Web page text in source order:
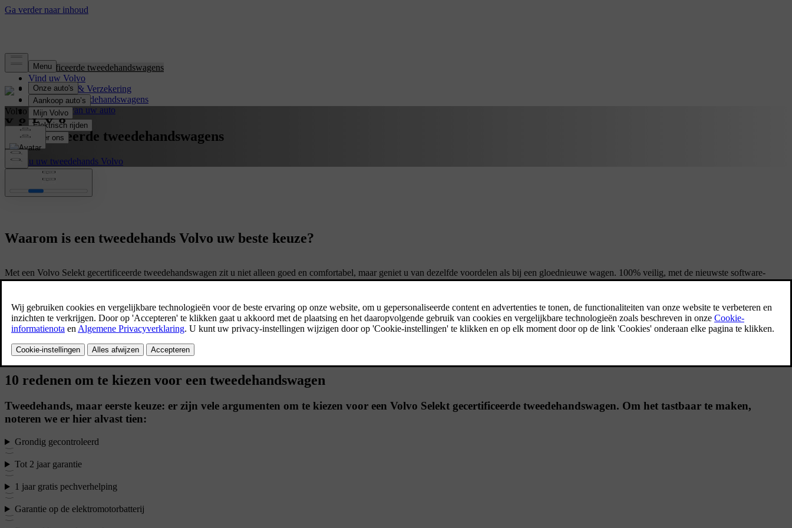
Gecertificeerde tweedehandswagens
Vind uw Volvo
Financiering & Verzekering
Elektrische tweedehandswagens
Overname van uw auto
Volvo Selekt
Gecertificeerde tweedehandswagens
Kies nu uw tweedehands Volvo
Waarom is een tweedehands Volvo uw beste keuze?
Met een Volvo Selekt gecertificeerde tweedehandswagen zit u niet alleen goed en comfortabel, maar geniet u van dezelfde voordelen als bij een gloednieuwe wagen. 100% veilig, met de nieuwste software-
updates, tot 2 jaar garantie, gratis pechverhelping, inruilgarantie en gecontroleerd op meer dan 150 punten. Geniet van het beste dat Volvo te bieden heeft.
Bekijk het aanbod tweedehandswagens
10 redenen om te kiezen voor een tweedehandswagen
Tweedehands, maar eerste keuze: er zijn vele argumenten om te kiezen voor een Volvo Selekt gecertificeerde tweedehandswagen. Om het tastbaar te maken,
noteren we er hier alvast tien:
Grondig gecontroleerd
Tot 2 jaar garantie
1 jaar gratis pechverhelping
Garantie op de elektromotorbatterij